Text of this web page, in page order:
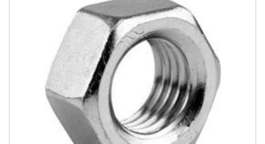
материал:
покрытие: